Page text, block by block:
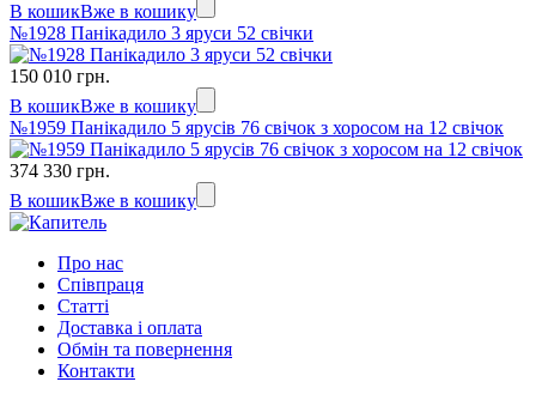
В кошикВже в кошику
№1928 Панікадило 3 яруси 52 свічки
150 010 грн.
В кошикВже в кошику
№1959 Панікадило 5 ярусів 76 свічок з хоросом на 12 свічок
374 330 грн.
В кошикВже в кошику
Про нас
Співпраця
Статті
Доставка і оплата
Обмін та повернення
Контакти